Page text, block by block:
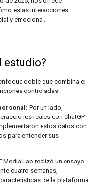
estas interacciones
y emocional.
estudio?
doble que combina el
controladas:
Por un lado,
reales con ChatGPT
estos datos con
para entender sus
Media Lab realizó un ensayo
cuatro semanas,
de la plataforma